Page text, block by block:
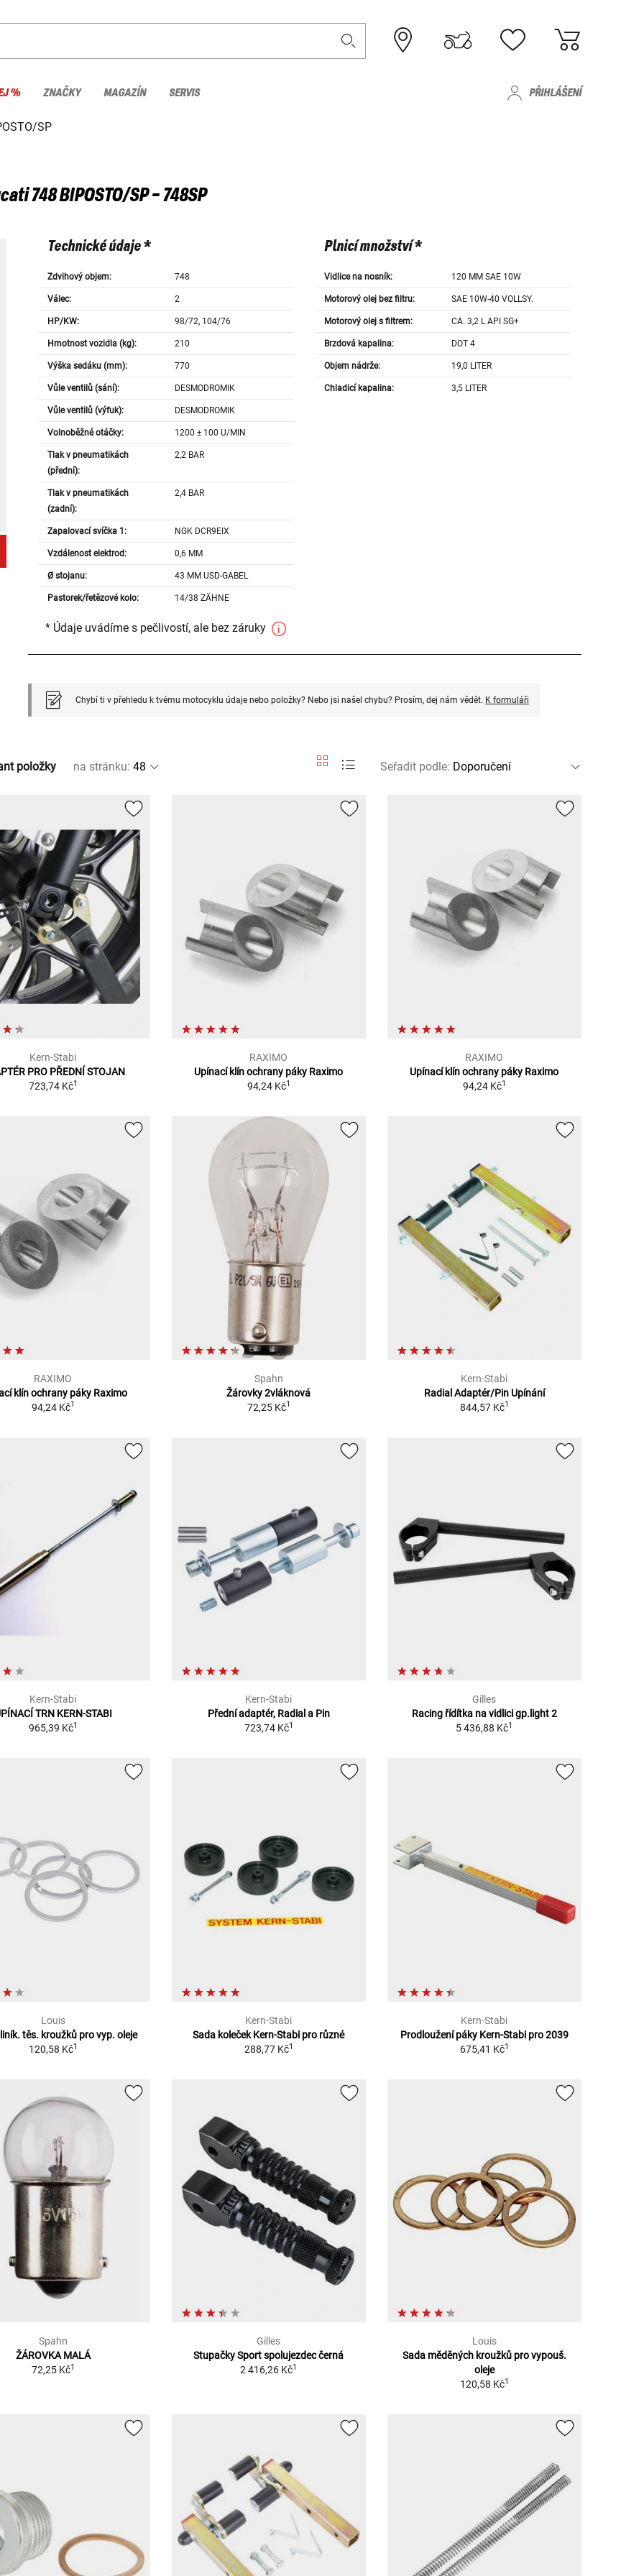
% ZNAČKY MAGAZÍN SERVIS PŘIHLÁŠENÍ
SP
748 BIPOSTO/SP - 748SP
Technické údaje *
Zdvihový objem: 748
Válec: 2
HP/KW: 98/72, 104/76
Hmotnost vozidla (kg): 210
Výška sedáku (mm): 770
Vůle ventilů (sání): DESMODROMIK
Vůle ventilů (výfuk): DESMODROMIK
Volnoběžné otáčky: 1200 ± 100 U/MIN
Tlak v pneumatikách
(přední):
2,2 BAR
Tlak v pneumatikách
(zadní):
2,4 BAR
Zapalovací svíčka 1: NGK DCR9EIX
Vzdálenost elektrod: 0,6 MM
Ø stojanu: 43 MM USD-GABEL
Pastorek/řetězové kolo: 14/38 ZÄHNE
Plnicí množství *
Vidlice na nosník: 120 MM SAE 10W
Motorový olej bez filtru: SAE 10W-40 VOLLSY.
Motorový olej s filtrem: CA. 3,2 L API SG+
Brzdová kapalina: DOT 4
Objem nádrže: 19,0 LITER
Chladicí kapalina: 3,5 LITER
* Údaje uvádíme s pečlivostí, ale bez záruky
Chybí ti v přehledu k tvému motocyklu údaje nebo položky? Nebo jsi našel chybu? Prosím, dej nám vědět. K formuláři
položky na stránku: Seřadit podle:
Kern-Stabi
PRO PŘEDNÍ STOJAN
723,74 Kč1
RAXIMO
Upínací klín ochrany páky Raximo
94,24 Kč1
RAXIMO
Upínací klín ochrany páky Raximo
94,24 Kč1
RAXIMO
klín ochrany páky Raximo
94,24 Kč1
Spahn
Žárovky 2vláknová
72,25 Kč1
Kern-Stabi
Radial Adaptér/Pin Upínání
844,57 Kč1
Kern-Stabi
TRN KERN-STABI
965,39 Kč1
Kern-Stabi
Přední adaptér, Radial a Pin
723,74 Kč1
Gilles
Racing řídítka na vidlici gp.light 2
5 436,88 Kč1
Louis
těs. kroužků pro vyp. oleje
120,58 Kč1
Kern-Stabi
Sada koleček Kern-Stabi pro různé
288,77 Kč1
Kern-Stabi
Prodloužení páky Kern-Stabi pro 2039
675,41 Kč1
Spahn
ŽÁROVKA MALÁ
72,25 Kč1
Gilles
Stupačky Sport spolujezdec černá
2 416,26 Kč1
Louis
Sada měděných kroužků pro vypouš.
oleje
120,58 Kč1